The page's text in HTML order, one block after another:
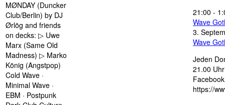
MØNDAY (Duncker
Club/Berlin) by DJ
Ørlög and friends
on decks: ▷ Uwe
Marx (Same Old
Madness) ▷ Marko
König (Angstpop)
Cold Wave ·
Minimal Wave ·
EBM · Postpunk
21:00 -
Wave
3.
Wave
Jeden
21.00
https://